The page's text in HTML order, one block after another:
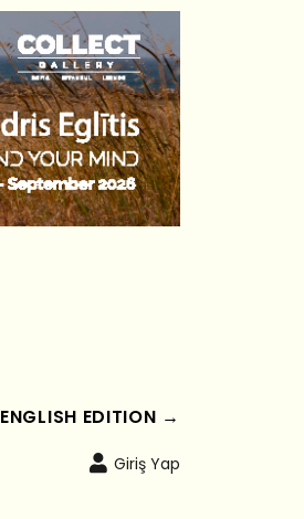
ENGLISH EDITION →
Giriş Yap